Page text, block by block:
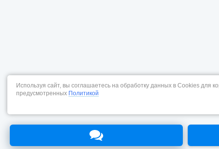
Используя сайт, вы соглашаетесь на обработку данных в Cookies для
предусмотренных Политикой